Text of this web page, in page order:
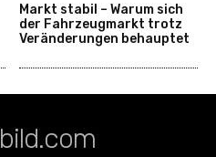
Markt stabil – Warum sich
der Fahrzeugmarkt trotz
Veränderungen behauptet
bild.com